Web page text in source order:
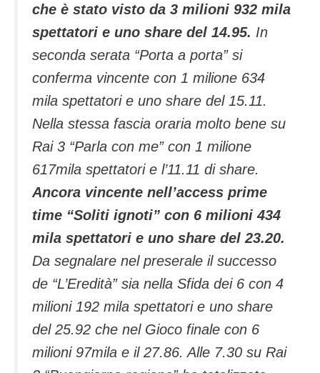
che è stato visto da 3 milioni 932 mila
spettatori e uno share del 14.95. In
seconda serata “Porta a porta” si
conferma vincente con 1 milione 634
mila spettatori e uno share del 15.11.
Nella stessa fascia oraria molto bene su
Rai 3 “Parla con me” con 1 milione
617mila spettatori e l’11.11 di share.
Ancora vincente nell’access prime
time “Soliti ignoti” con 6 milioni 434
mila spettatori e uno share del 23.20.
Da segnalare nel preserale il successo
de “L’Eredità” sia nella Sfida dei 6 con 4
milioni 192 mila spettatori e uno share
del 25.92 che nel Gioco finale con 6
milioni 97mila e il 27.86. Alle 7.30 su Rai